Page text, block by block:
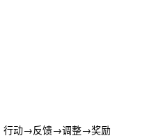
行动→反馈→调整→奖励